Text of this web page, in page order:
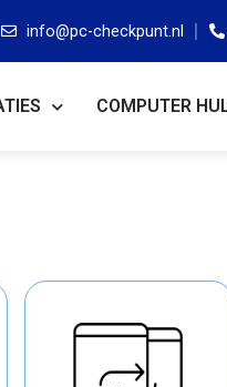
info@pc-checkpunt.nl
COMPUTER